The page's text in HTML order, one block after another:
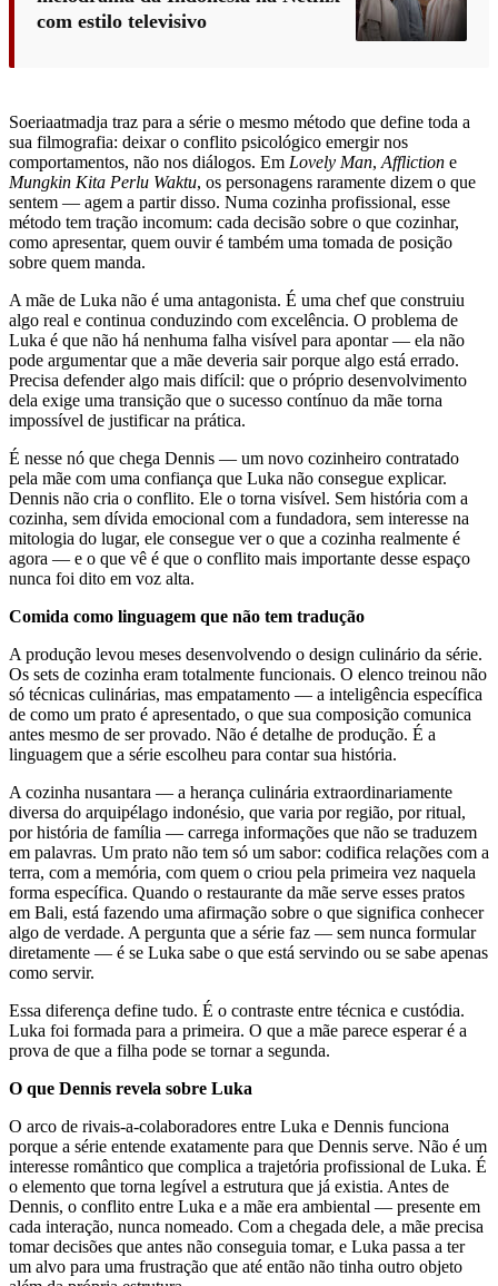
com estilo televisivo
Soeriaatmadja traz para a série o mesmo método que define toda a
sua filmografia: deixar o conflito psicológico emergir nos
comportamentos, não nos diálogos. Em Lovely Man, Affliction e
Mungkin Kita Perlu Waktu, os personagens raramente dizem o que
sentem — agem a partir disso. Numa cozinha profissional, esse
método tem tração incomum: cada decisão sobre o que cozinhar,
como apresentar, quem ouvir é também uma tomada de posição
sobre quem manda.
A mãe de Luka não é uma antagonista. É uma chef que construiu
algo real e continua conduzindo com excelência. O problema de
Luka é que não há nenhuma falha visível para apontar — ela não
pode argumentar que a mãe deveria sair porque algo está errado.
Precisa defender algo mais difícil: que o próprio desenvolvimento
dela exige uma transição que o sucesso contínuo da mãe torna
impossível de justificar na prática.
É nesse nó que chega Dennis — um novo cozinheiro contratado
pela mãe com uma confiança que Luka não consegue explicar.
Dennis não cria o conflito. Ele o torna visível. Sem história com a
cozinha, sem dívida emocional com a fundadora, sem interesse na
mitologia do lugar, ele consegue ver o que a cozinha realmente é
agora — e o que vê é que o conflito mais importante desse espaço
nunca foi dito em voz alta.
Comida como linguagem que não tem tradução
A produção levou meses desenvolvendo o design culinário da série.
Os sets de cozinha eram totalmente funcionais. O elenco treinou não
só técnicas culinárias, mas empatamento — a inteligência específica
de como um prato é apresentado, o que sua composição comunica
antes mesmo de ser provado. Não é detalhe de produção. É a
linguagem que a série escolheu para contar sua história.
A cozinha nusantara — a herança culinária extraordinariamente
diversa do arquipélago indonésio, que varia por região, por ritual,
por história de família — carrega informações que não se traduzem
em palavras. Um prato não tem só um sabor: codifica relações com a
terra, com a memória, com quem o criou pela primeira vez naquela
forma específica. Quando o restaurante da mãe serve esses pratos
em Bali, está fazendo uma afirmação sobre o que significa conhecer
algo de verdade. A pergunta que a série faz — sem nunca formular
diretamente — é se Luka sabe o que está servindo ou se sabe apenas
como servir.
Essa diferença define tudo. É o contraste entre técnica e custódia.
Luka foi formada para a primeira. O que a mãe parece esperar é a
prova de que a filha pode se tornar a segunda.
O que Dennis revela sobre Luka
O arco de rivais-a-colaboradores entre Luka e Dennis funciona
porque a série entende exatamente para que Dennis serve. Não é um
interesse romântico que complica a trajetória profissional de Luka. É
o elemento que torna legível a estrutura que já existia. Antes de
Dennis, o conflito entre Luka e a mãe era ambiental — presente em
cada interação, nunca nomeado. Com a chegada dele, a mãe precisa
tomar decisões que antes não conseguia tomar, e Luka passa a ter
um alvo para uma frustração que até então não tinha outro objeto